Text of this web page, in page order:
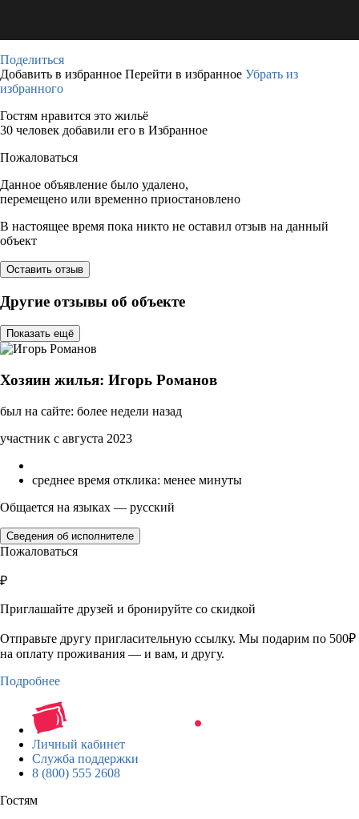
Поделиться
Добавить в избранное Перейти в избранное Убрать из
избранного
Гостям нравится это жильё
30 человек добавили его в Избранное
Пожаловаться
Данное объявление было удалено,
перемещено или временно приостановлено
В настоящее время пока никто не оставил отзыв на данный
объект
Оставить отзыв
Другие отзывы об объекте
Показать ещё
Хозяин жилья: Игорь Романов
был на сайте: более недели назад
участник с августа 2023
среднее время отклика: менее минуты
Общается на языках — русский
Сведения об исполнителе
Пожаловаться
₽
Приглашайте друзей и бронируйте со скидкой
Отправьте другу пригласительную ссылку. Мы подарим по 500₽
на оплату проживания — и вам, и другу.
Подробнее
Личный кабинет
Служба поддержки
8 (800) 555 2608
Гостям